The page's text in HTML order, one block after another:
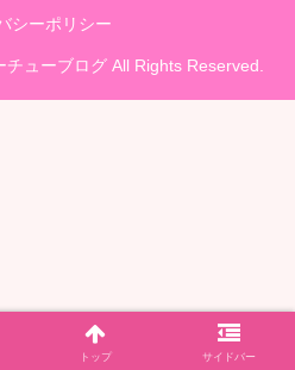
シーポリシー
ューブログ All Rights Reserved.
トップ サイドバー